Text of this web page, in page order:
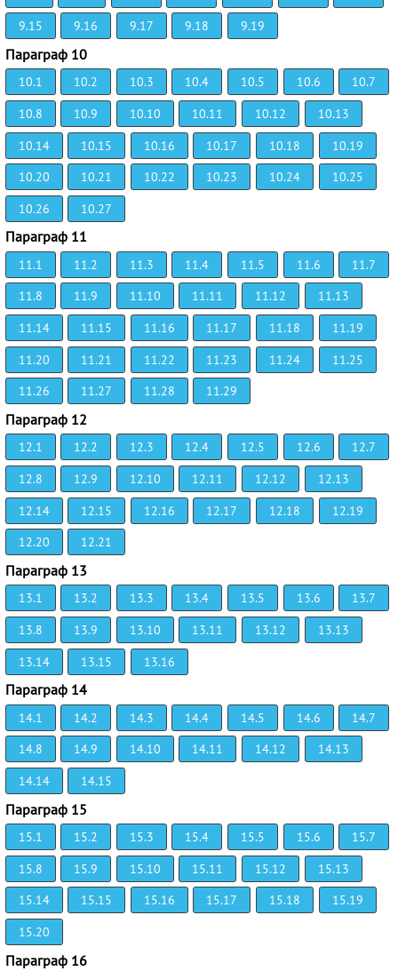
9.15
9.16 9.17 9.18 9.19
Параграф 10
10.1 10.2 10.3 10.4 10.5 10.6
10.7
10.8
10.9 10.10 10.11 10.12
10.13
10.14
10.15 10.16 10.17 10.18
10.19
10.20
10.21 10.22 10.23 10.24
10.25
10.26
10.27
Параграф 11
11.1 11.2 11.3 11.4 11.5 11.6
11.7
11.8
11.9 11.10 11.11 11.12
11.13
11.14
11.15 11.16 11.17 11.18
11.19
11.20
11.21 11.22 11.23 11.24
11.25
11.26
11.27 11.28 11.29
Параграф 12
12.1 12.2 12.3 12.4 12.5 12.6
12.7
12.8
12.9 12.10 12.11 12.12
12.13
12.14
12.15 12.16 12.17 12.18
12.19
12.20
12.21
Параграф 13
13.1 13.2 13.3 13.4 13.5 13.6
13.7
13.8
13.9 13.10 13.11 13.12
13.13
13.14
13.15 13.16
Параграф 14
14.1 14.2 14.3 14.4 14.5 14.6
14.7
14.8
14.9 14.10 14.11 14.12
14.13
14.14
14.15
Параграф 15
15.1 15.2 15.3 15.4 15.5 15.6
15.7
15.8
15.9 15.10 15.11 15.12
15.13
15.14
15.15 15.16 15.17 15.18
15.19
15.20
Параграф 16